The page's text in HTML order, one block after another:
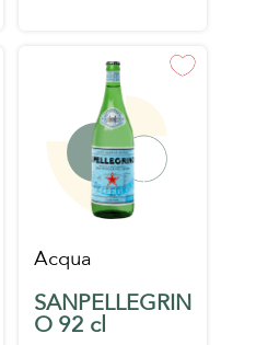
Acqua
SANPELLEGRIN
O 92 cl